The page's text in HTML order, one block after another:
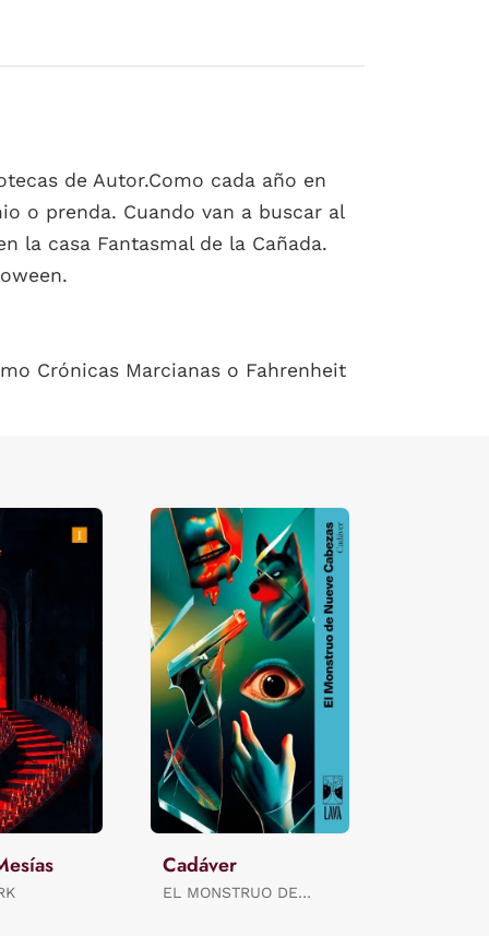
de Autor.Como cada año en
o prenda. Cuando van a buscar al
la casa Fantasmal de la Cañada.
Crónicas Marcianas o Fahrenheit
Cadáver
EL MONSTRUO DE